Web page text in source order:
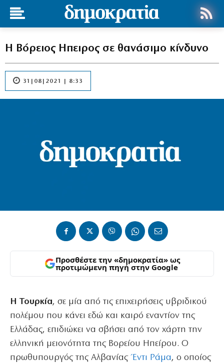
Η Βόρειος Ηπειρος σε θανάσιμο κίνδυνο
31|08|2021 | 8:33
Προσθέστε την «δημοκρατία» ως
προτιμώμενη πηγή στην Google
Η Τουρκία, σε μία από τις επιχειρήσεις υβριδικού
πολέμου που κάνει εδώ και καιρό εναντίον της
Ελλάδας, επιδιώκει να σβήσει από τον χάρτη την
ελληνική μειονότητα της Βορείου Ηπείρου. Ο
πρωθυπουργός της ΑλβανίαςΈντι Ράμα, ο οποίος